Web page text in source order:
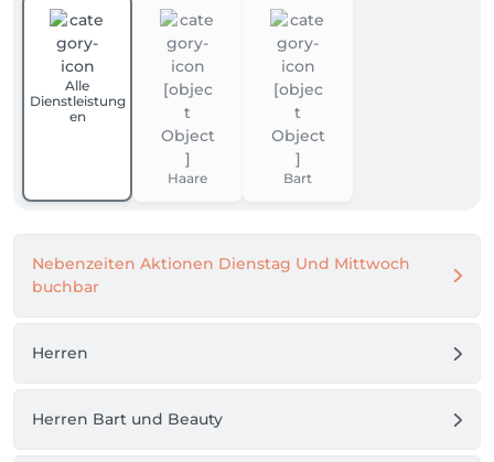
Alle
Dienstleistung
en
Haare Bart
Nebenzeiten Aktionen Dienstag Und Mittwoch
buchbar
Herren
Herren Bart und Beauty